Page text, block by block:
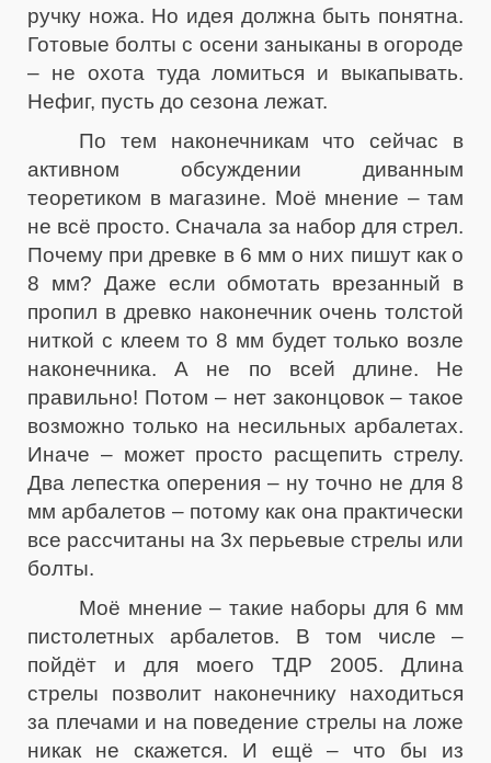
ручку ножа. Но идея должна быть понятна.
Готовые болты с осени заныканы в огороде
– не охота туда ломиться и выкапывать.
Нефиг, пусть до сезона лежат.
По тем наконечникам что сейчас в
активном обсуждении диванным
теоретиком в магазине. Моё мнение – там
не всё просто. Сначала за набор для стрел.
Почему при древке в 6 мм о них пишут как о
8 мм? Даже если обмотать врезанный в
пропил в древко наконечник очень толстой
ниткой с клеем то 8 мм будет только возле
наконечника. А не по всей длине. Не
правильно! Потом – нет законцовок – такое
возможно только на несильных арбалетах.
Иначе – может просто расщепить стрелу.
Два лепестка оперения – ну точно не для 8
мм арбалетов – потому как она практически
все рассчитаны на 3х перьевые стрелы или
болты.
Моё мнение – такие наборы для 6 мм
пистолетных арбалетов. В том числе –
пойдёт и для моего ТДР 2005. Длина
стрелы позволит наконечнику находиться
за плечами и на поведение стрелы на ложе
никак не скажется. И ещё – что бы из